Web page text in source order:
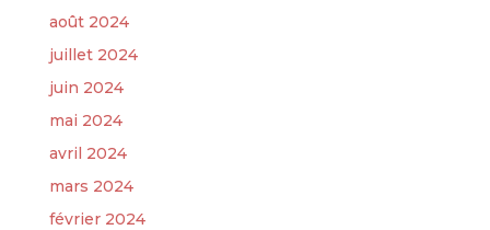
août 2024
juillet 2024
juin 2024
mai 2024
avril 2024
mars 2024
février 2024